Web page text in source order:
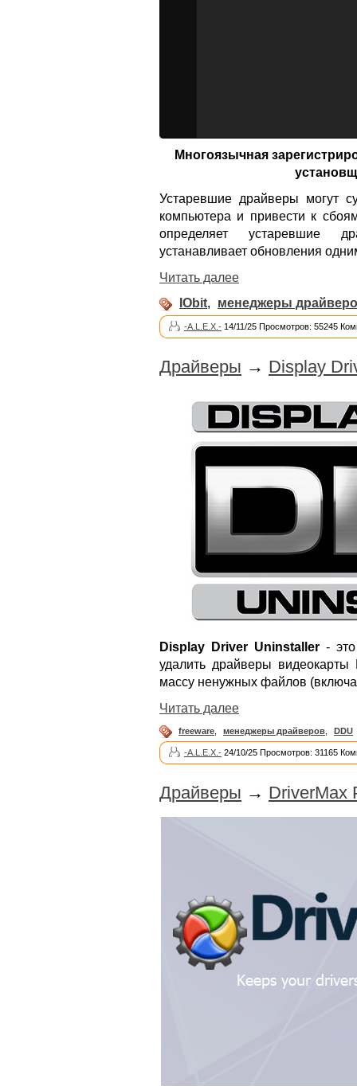
Многоязычная
Устаревшие драйверы могут
компьютера и привести к
определяет устаревшие
устанавливает обновления
Читать далее
IObit, менеджеры
-A.L.E.X.- 14/11/25 Просмотров: 55245
Драйверы → Display
Display Driver Uninstaller -
удалить драйверы
массу ненужных файлов
Читать далее
freeware менеджеры драйверов DDU
-A.L.E.X.- 24/10/25 Просмотров: 31165
Драйверы → DriverMax